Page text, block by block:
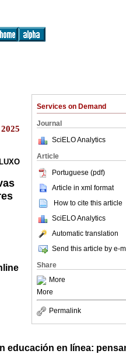
Services on Demand
Journal
SciELO Analytics
Article
Portuguese (pdf)
Article in xml format
How to cite this article
SciELO Analytics
Automatic translation
Send this article by e-
Share
More
More
Permalink
educación en línea: